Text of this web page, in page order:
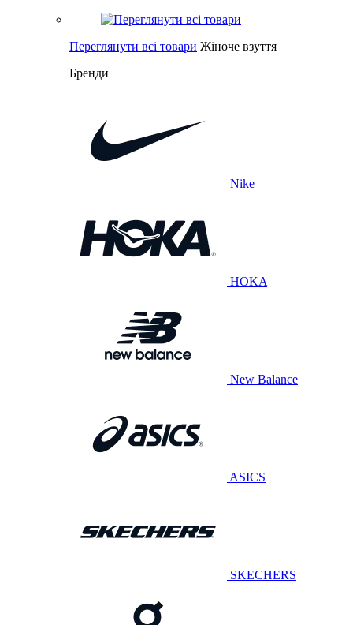
Переглянути всі товари Жіноче взуття
Бренди
Nike
HOKA
New Balance
ASICS
SKECHERS